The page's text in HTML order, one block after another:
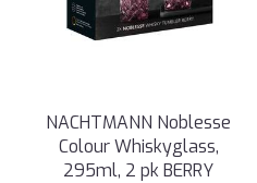
NACHTMANN Noblesse
Colour Whiskyglass,
295ml, 2 pk BERRY